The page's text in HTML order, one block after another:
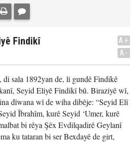
Findikî
A+
A-
sala 1892yan de, li gundê Findikê
Seyid Eliyê Findikî bû. Biraziyê wî,
dîwana wî de wiha dibêje: “Seyid Elî
Îbrahîm, kurê Seyid ‘Umer, kurê
bi rêya Şêx Evdilqadirê Geylanî
ku tataran bi ser Bexdayê de girt,